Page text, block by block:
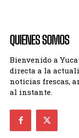
QUIENES SOMOS
Bienvenido a
directa a la
noticias frescas,
al instante.